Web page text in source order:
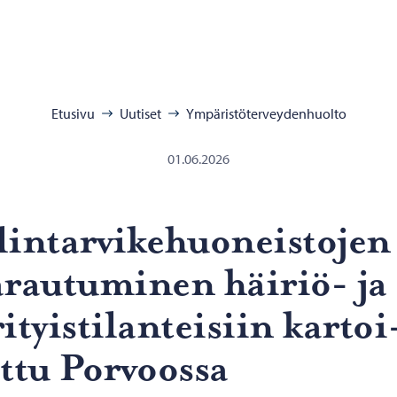
Etusivu Uutiset Ympäristöterveydenhuolto
01.06.2026
häiriö-​ ja
Por­voos­sa